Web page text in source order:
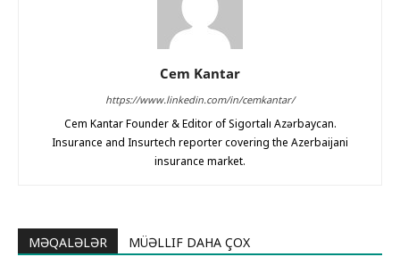
Cem Kantar
https://www.linkedin.com/in/cemkantar/
Cem Kantar Founder & Editor of Sigortalı Azərbaycan.
Insurance and Insurtech reporter covering the Azerbaijani
insurance market.
MƏQALƏLƏR MÜƏLLIF DAHA ÇOX